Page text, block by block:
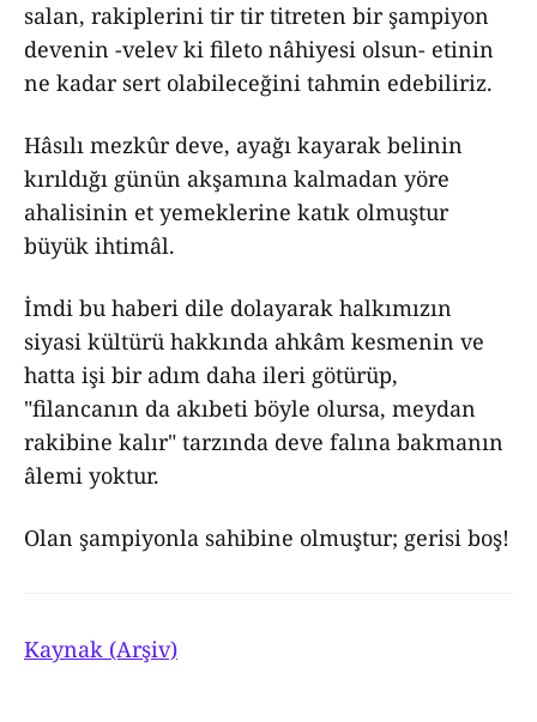
salan, rakiplerini tir tir titreten bir şampiyon
devenin -velev ki fileto nâhiyesi olsun- etinin
ne kadar sert olabileceğini tahmin edebiliriz.
Hâsılı mezkûr deve, ayağı kayarak belinin
kırıldığı günün akşamına kalmadan yöre
ahalisinin et yemeklerine katık olmuştur
büyük ihtimâl.
İmdi bu haberi dile dolayarak halkımızın
siyasi kültürü hakkında ahkâm kesmenin ve
hatta işi bir adım daha ileri götürüp,
"filancanın da akıbeti böyle olursa, meydan
rakibine kalır" tarzında deve falına bakmanın
âlemi yoktur.
Olan şampiyonla sahibine olmuştur; gerisi boş!
Kaynak (Arşiv)